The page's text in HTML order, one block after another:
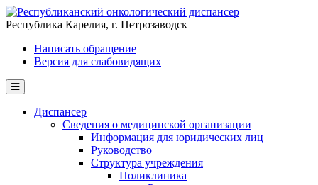
Перейти к основному содержанию
Республика Карелия, г. Петрозаводск
Написать обращение
Версия для слабовидящих
Диспансер
Сведения о медицинской организации
Информация для юридических лиц
Руководство
Структура учреждения
Поликлиника